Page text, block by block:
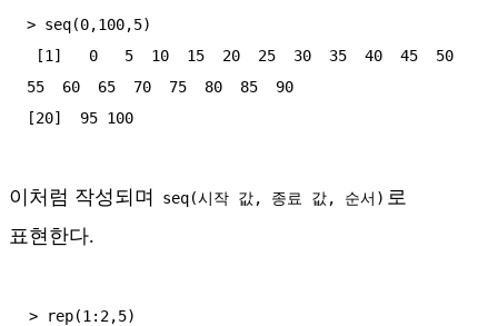
> seq(0,100,5)
55  60  65  70  75  80  85  90
이처럼 작성되며 seq(시작 값, 종료 값, 순서) 로
표현한다.
> rep(1:2,5)